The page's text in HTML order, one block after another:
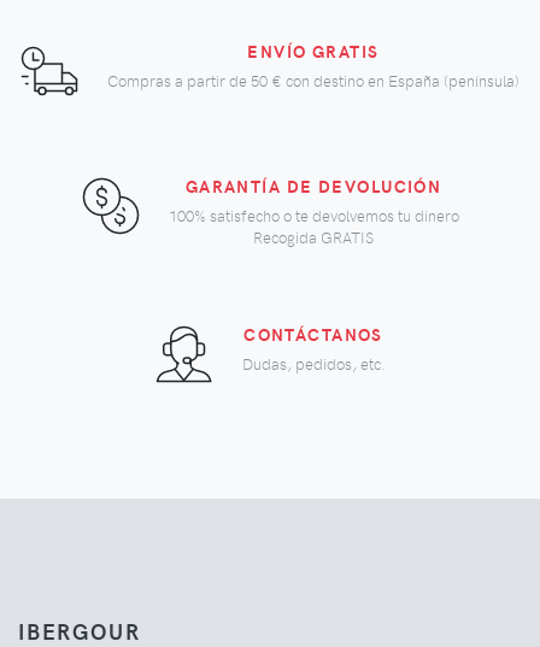
ENVÍO GRATIS
Compras a partir de 50 € con destino en España (península)
GARANTÍA DE DEVOLUCIÓN
100% satisfecho o te devolvemos tu dinero
Recogida GRATIS
CONTÁCTANOS
Dudas, pedidos, etc.
IBERGOUR